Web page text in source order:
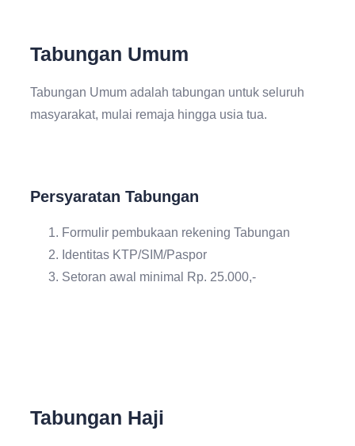
Tabungan Umum
Tabungan Umum adalah tabungan untuk seluruh
masyarakat, mulai remaja hingga usia tua.
Persyaratan Tabungan
Formulir pembukaan rekening Tabungan
Identitas KTP/SIM/Paspor
Setoran awal minimal Rp. 25.000,-
Tabungan Haji